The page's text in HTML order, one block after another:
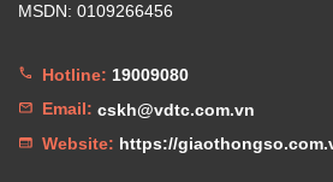
MSDN: 0109266456
Hotline: 19009080
Email: cskh@vdtc.com.vn
Website: https://